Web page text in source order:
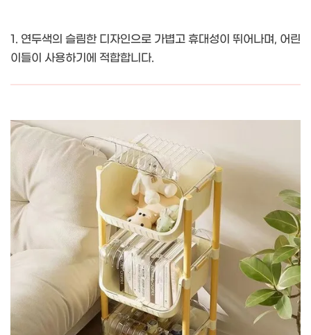
1. 연두색의 슬림한 디자인으로 가볍고 휴대성이 뛰어나며, 어린
이들이 사용하기에 적합합니다.